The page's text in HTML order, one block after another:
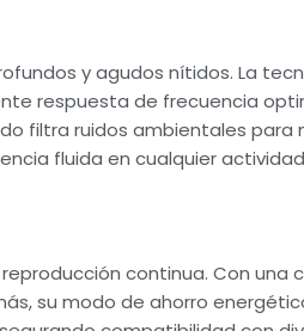
y agudos nítidos. La
respuesta de frecuencia
filtra ruidos ambientales para
fluida en cualquier
continua. Con una
su modo de ahorro